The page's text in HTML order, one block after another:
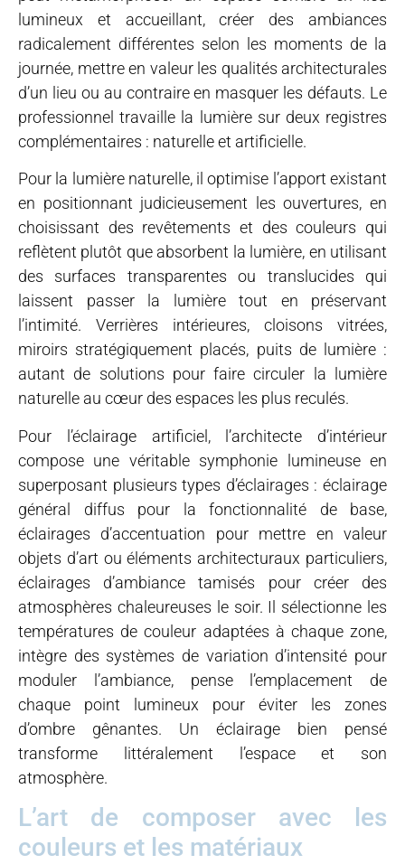
lumineux et accueillant, créer des ambiances
radicalement différentes selon les moments de la
journée, mettre en valeur les qualités architecturales
d’un lieu ou au contraire en masquer les défauts. Le
professionnel travaille la lumière sur deux registres
complémentaires : naturelle et artificielle.
Pour la lumière naturelle, il optimise l’apport existant
en positionnant judicieusement les ouvertures, en
choisissant des revêtements et des couleurs qui
reflètent plutôt que absorbent la lumière, en utilisant
des surfaces transparentes ou translucides qui
laissent passer la lumière tout en préservant
l’intimité. Verrières intérieures, cloisons vitrées,
miroirs stratégiquement placés, puits de lumière :
autant de solutions pour faire circuler la lumière
naturelle au cœur des espaces les plus reculés.
Pour l’éclairage artificiel, l’architecte d’intérieur
compose une véritable symphonie lumineuse en
superposant plusieurs types d’éclairages : éclairage
général diffus pour la fonctionnalité de base,
éclairages d’accentuation pour mettre en valeur
objets d’art ou éléments architecturaux particuliers,
éclairages d’ambiance tamisés pour créer des
atmosphères chaleureuses le soir. Il sélectionne les
températures de couleur adaptées à chaque zone,
intègre des systèmes de variation d’intensité pour
moduler l’ambiance, pense l’emplacement de
chaque point lumineux pour éviter les zones
d’ombre gênantes. Un éclairage bien pensé
transforme littéralement l’espace et son
atmosphère.
L’art de composer avec les
couleurs et les matériaux